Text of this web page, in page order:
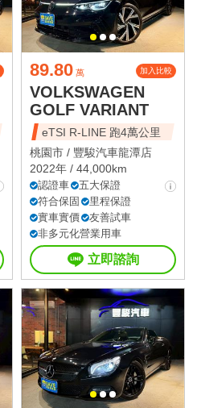
89.80 萬 加入比較
VOLKSWAGEN
GOLF VARIANT
eTSI R-LINE 跑4萬公里
桃園市 / 豐駿汽車龍潭店
2022年 / 44,000km
認證車
五大保證
符合保固
里程保證
實車實價
友善試車
非多元化營業用車
立即諮詢